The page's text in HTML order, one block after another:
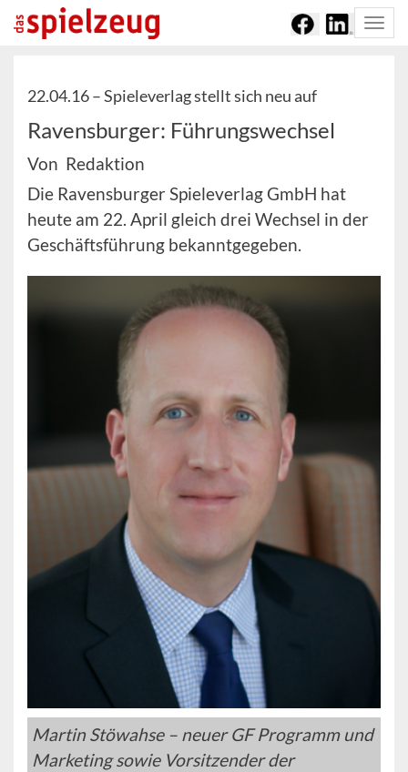
22.04.16 –Spieleverlag stellt sich neu auf
Ravensburger: Führungswechsel
Von Redaktion
Die Ravensburger Spieleverlag GmbH hat
heute am 22. April gleich drei Wechsel in der
Geschäftsführung bekanntgegeben.
Martin Stöwahse – neuer GF Programm und
Marketing sowie Vorsitzender der